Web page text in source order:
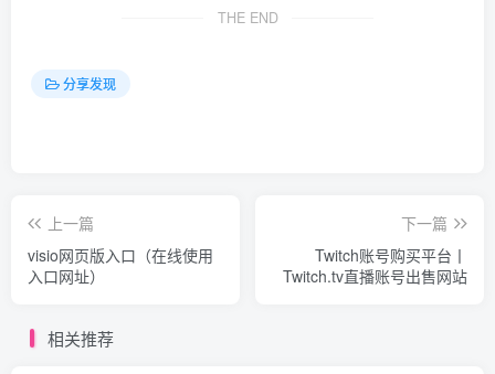
THE END
分享发现
上一篇
visio网页版入口（在线使用
入口网址）
下一篇
Twitch账号购买平台丨
Twitch.tv直播账号出售网站
相关推荐